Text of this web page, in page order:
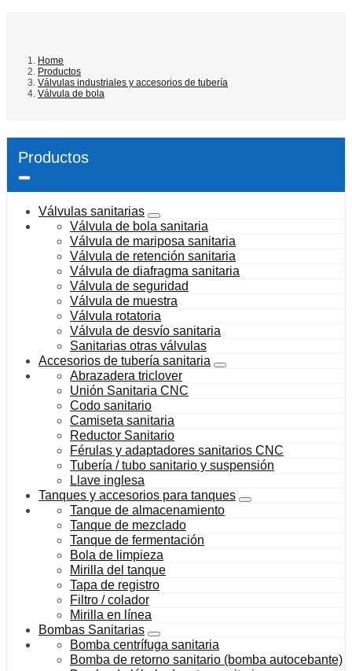
Home
Productos
Válvulas industriales y accesorios de tubería
Válvula de bola
Productos
Válvulas sanitarias
Válvula de bola sanitaria
Válvula de mariposa sanitaria
Válvula de retención sanitaria
Válvula de diafragma sanitaria
Válvula de seguridad
Válvula de muestra
Válvula rotatoria
Válvula de desvío sanitaria
Sanitarias otras válvulas
Accesorios de tubería sanitaria
Abrazadera triclover
Unión Sanitaria CNC
Codo sanitario
Camiseta sanitaria
Reductor Sanitario
Férulas y adaptadores sanitarios CNC
Tubería / tubo sanitario y suspensión
Llave inglesa
Tanques y accesorios para tanques
Tanque de almacenamiento
Tanque de mezclado
Tanque de fermentación
Bola de limpieza
Mirilla del tanque
Tapa de registro
Filtro / colador
Mirilla en línea
Bombas Sanitarias
Bomba centrífuga sanitaria
Bomba de retorno sanitario (bomba autocebante)